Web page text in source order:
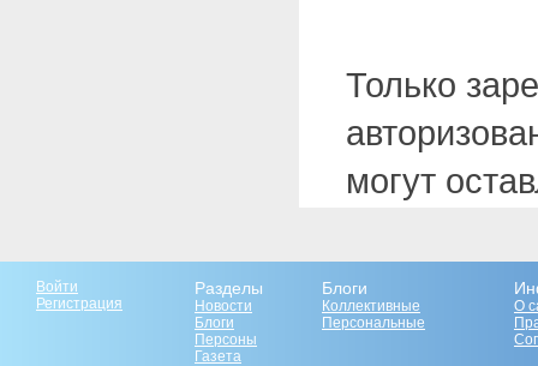
Только
могут
Войти
Регистрация
Разделы
Новости
Блоги
Персоны
Газета
Блоги
Коллективные
Персональные
О